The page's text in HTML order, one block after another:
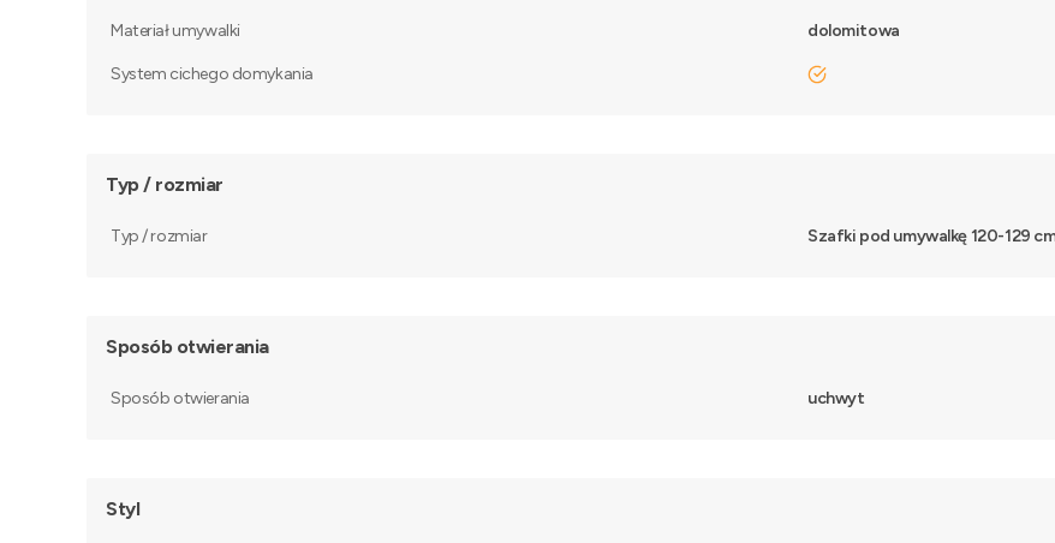
Materiał umywalki dolomitowa
System cichego domykania tak
Typ / rozmiar
Typ / rozmiar Szafki pod umywalkę 120-129
Sposób otwierania
Sposób otwierania uchwyt
Styl